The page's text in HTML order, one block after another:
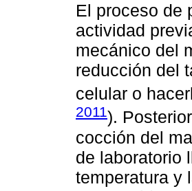
El proceso de
actividad
mecánico del
reducción del
celular o
2011).
cocción del
de laboratorio
temperatura y